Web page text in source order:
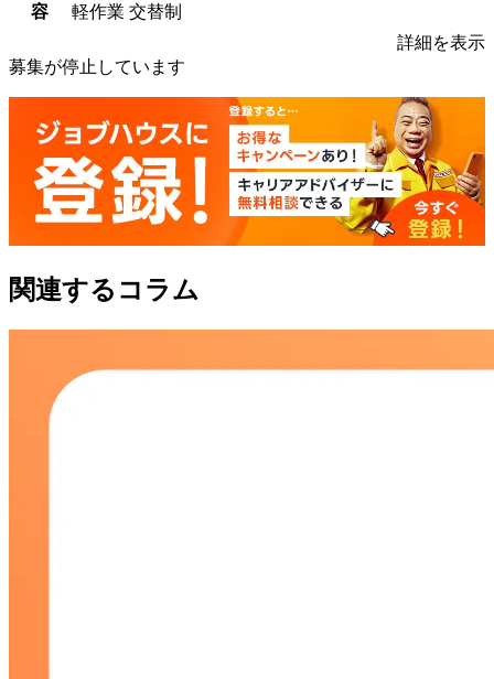
容
軽作業 交替制
詳細を表示
募集が停止しています
関連するコラム